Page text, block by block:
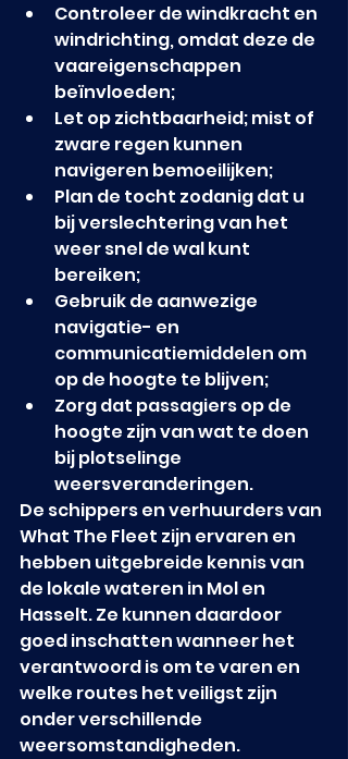
Controleer de windkracht en
windrichting, omdat deze de
vaareigenschappen
beïnvloeden;
Let op zichtbaarheid; mist of
zware regen kunnen
navigeren bemoeilijken;
Plan de tocht zodanig dat u
bij verslechtering van het
weer snel de wal kunt
bereiken;
Gebruik de aanwezige
navigatie- en
communicatiemiddelen om
op de hoogte te blijven;
Zorg dat passagiers op de
hoogte zijn van wat te doen
bij plotselinge
weersveranderingen.
De schippers en verhuurders van
What The Fleet zijn ervaren en
hebben uitgebreide kennis van
de lokale wateren in Mol en
Hasselt. Ze kunnen daardoor
goed inschatten wanneer het
verantwoord is om te varen en
welke routes het veiligst zijn
onder verschillende
weersomstandigheden.